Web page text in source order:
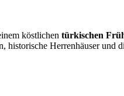
köstlichen türkischen
Herrenhäuser